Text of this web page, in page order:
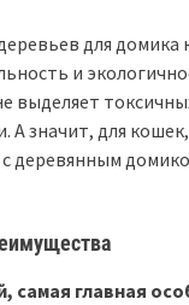
для
и
выделяет
А значит, для
деревянным
самая главная